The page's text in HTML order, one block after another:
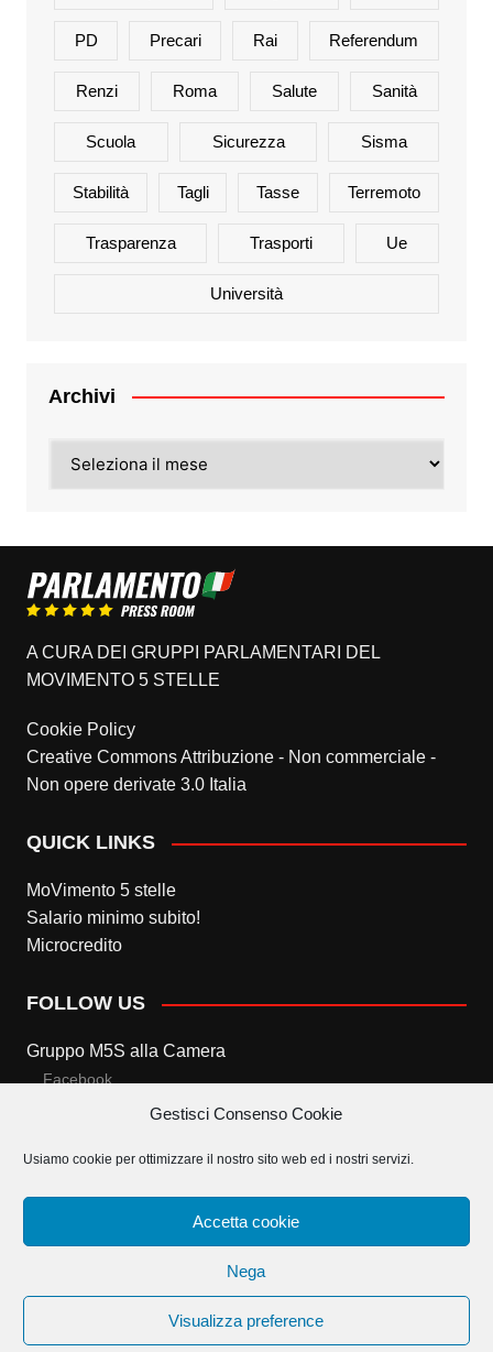
Gestisci Consenso Cookie
Usiamo cookie per ottimizzare il nostro sito web ed i nostri servizi.
Accetta cookie
Nega
Visualizza preference
PD Precari Rai Referendum
Renzi Roma Salute Sanità
Scuola Sicurezza Sisma
Stabilità Tagli Tasse Terremoto
Trasparenza Trasporti Ue
Università
Archivi
A CURA DEI GRUPPI PARLAMENTARI DEL
MOVIMENTO 5 STELLE
Cookie Policy
Creative Commons Attribuzione - Non commerciale -
Non opere derivate 3.0 Italia
QUICK LINKS
MoVimento 5 stelle
Salario minimo subito!
Microcredito
FOLLOW US
Gruppo M5S alla Camera
Facebook
Twitter